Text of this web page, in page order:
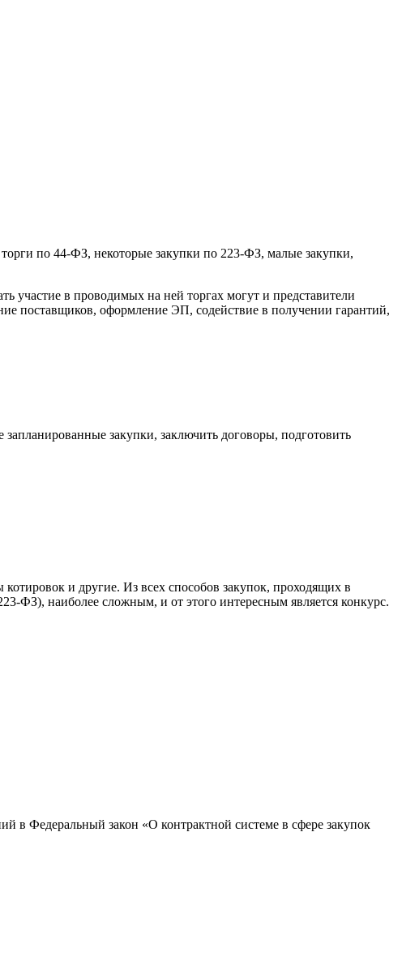
по 44-ФЗ, некоторые закупки по 223-ФЗ, малые закупки,
участие в проводимых на ней торгах могут и представители
поставщиков, оформление ЭП, содействие в получении гарантий,
запланированные закупки, заключить договоры, подготовить
и другие. Из всех способов закупок, проходящих в
ФЗ), наиболее сложным, и от этого интересным является конкурс.
в Федеральный закон «О контрактной системе в сфере закупок